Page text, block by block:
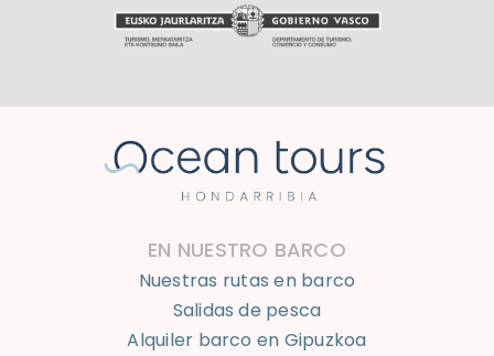
EN NUESTRO BARCO
Nuestras rutas en barco
Salidas de pesca
Alquiler barco en Gipuzkoa